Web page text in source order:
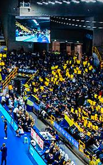
dei
un
di Mosca
(18-21).
che chiude